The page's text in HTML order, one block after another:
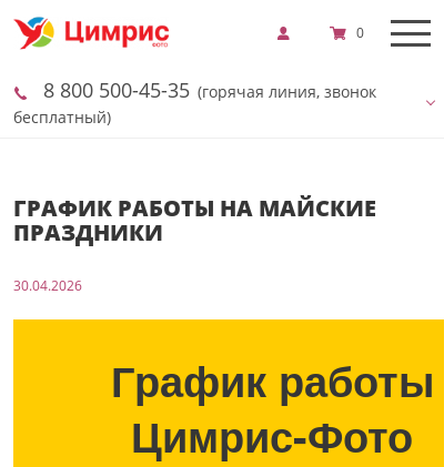
8 800 500-45-35 (горячая линия, звонок
бесплатный)
0
ГРАФИК РАБОТЫ НА МАЙСКИЕ
ПРАЗДНИКИ
30.04.2026
График работы
Цимрис-Фото